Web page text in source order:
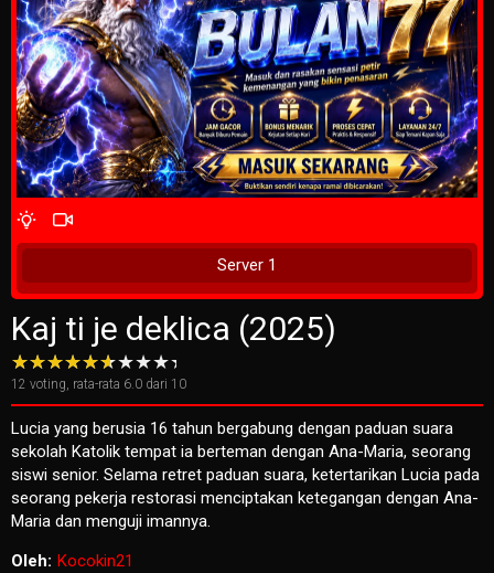
Play Now
4 Wait Time
Server 1
Kaj ti je deklica (2025)
12 voting, rata-rata 6.0 dari 10
Lucia yang berusia 16 tahun bergabung dengan paduan suara
sekolah Katolik tempat ia berteman dengan Ana-Maria, seorang
siswi senior. Selama retret paduan suara, ketertarikan Lucia pada
seorang pekerja restorasi menciptakan ketegangan dengan Ana-
Maria dan menguji imannya.
Oleh: Kocokin21